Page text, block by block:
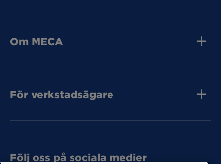
Om MECA
För verkstadsägare
Följ oss på sociala medier